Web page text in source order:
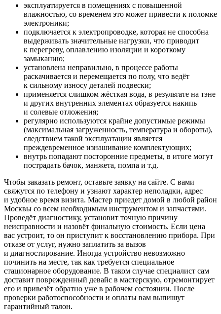
эксплуатируется в помещениях с повышенной
влажностью, со временем это может привести к поломке
электроники;
подключается к электропроводке, которая не способна
выдерживать значительные нагрузки, что приводит
к перегреву, оплавлению изоляции и короткому
замыканию;
установлена неправильно, в процессе работы
раскачивается и перемещается по полу, что ведёт
к сильному износу деталей подвески;
применяется слишком жёсткая вода, в результате на тэне
и других внутренних элементах образуется накипь
и солевые отложения;
регулярно используются крайне допустимые режимы
(максимальная загруженность, температура и обороты),
следствием такой эксплуатации является
преждевременное изнашивание комплектующих;
внутрь попадают посторонние предметы, в итоге могут
пострадать бачок, манжета, помпа и т.д.
Чтобы заказать ремонт, оставьте заявку на сайте. С вами
свяжутся по телефону и узнают характер неполадки, адрес
и удобное время визита. Мастер приедет домой в любой район
Москвы со всем необходимым инструментом и запчастями.
Проведёт диагностику, установит точную причину
неисправности и назовёт финальную стоимость. Если цена
вас устроит, то он приступит к восстановлению прибора. При
отказе от услуг, нужно заплатить за вызов
и диагностирование. Иногда устройство невозможно
починить на месте, так как требуется специальное
стационарное оборудование. В таком случае специалист сам
доставит поврежденный девайс в мастерскую, отремонтирует
его и привезёт обратно уже в рабочем состоянии. После
проверки работоспособности и оплаты вам выпишут
гарантийный талон.